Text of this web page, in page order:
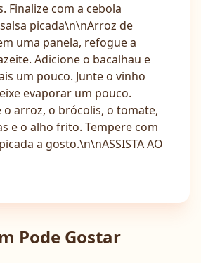
Finalize com a cebola
picada\n\nArroz de
uma panela, refogue a
Adicione o bacalhau e
um pouco. Junte o vinho
evaporar um pouco.
o arroz, o brócolis, o tomate,
e o alho frito. Tempere com
a gosto.\n\nASSISTA AO
Pode Gostar